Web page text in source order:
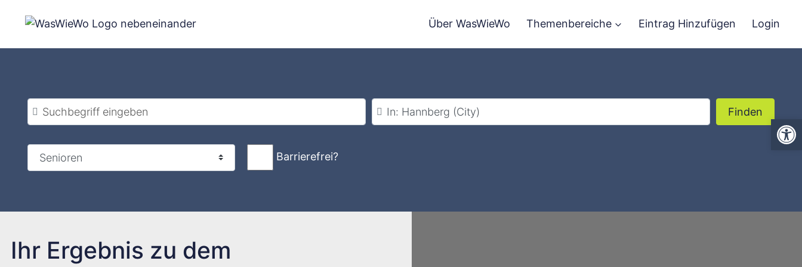
Inhalt
Über WasWieWo Themenbereiche Eintrag Hinzufügen Login
Suchbegriff eingeben Stadt FindenFinden
Barrierefrei?
Ihr Ergebnis zu dem